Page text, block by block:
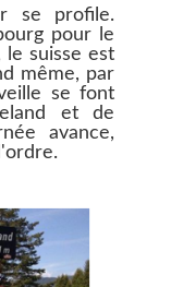
se profile.
pour le
le suisse est
même, par
se font
et de
avance,